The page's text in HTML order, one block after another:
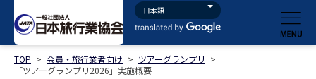
TOP > 会員・旅行業者向け > ツアーグランプリ >
「ツアーグランプリ2026」実施概要